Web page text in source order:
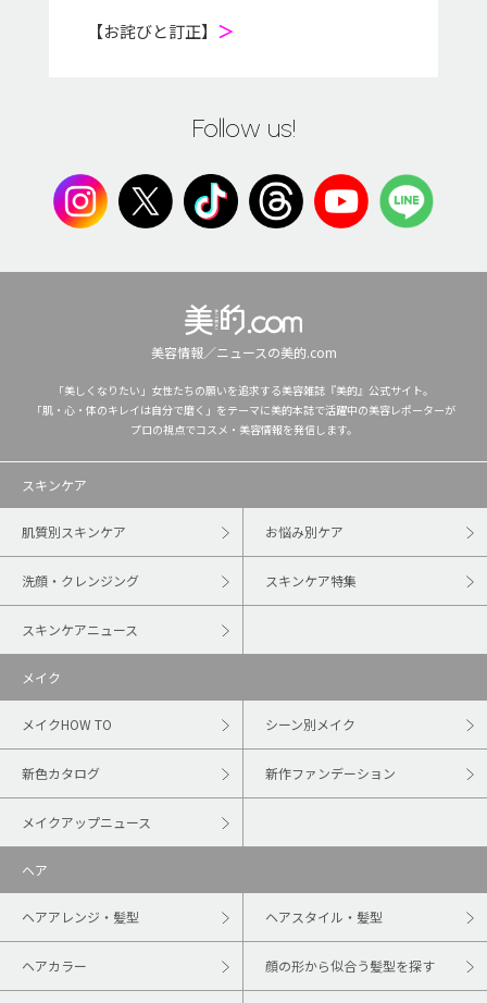
【お詫びと訂正】 ＞
Follow us!
美容情報／ニュースの美的.com
「美しくなりたい」女性たちの願いを追求する美容雑誌『美的』公式サイト。
「肌・心・体のキレイは自分で磨く」をテーマに美的本誌で活躍中の美容レポーターが
プロの視点でコスメ・美容情報を発信します。
スキンケア
肌質別スキンケア お悩み別ケア
洗顔・クレンジング スキンケア特集
スキンケアニュース
メイク
メイクHOW TO シーン別メイク
新色カタログ 新作ファンデーション
メイクアップニュース
ヘア
ヘアアレンジ・髪型 ヘアスタイル・髪型
ヘアカラー 顔の形から似合う髪型を探す